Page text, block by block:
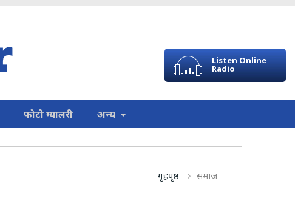
Listen Online
Radio
फोटो ग्यालरी अन्य
गृहपृष्ठ समाज